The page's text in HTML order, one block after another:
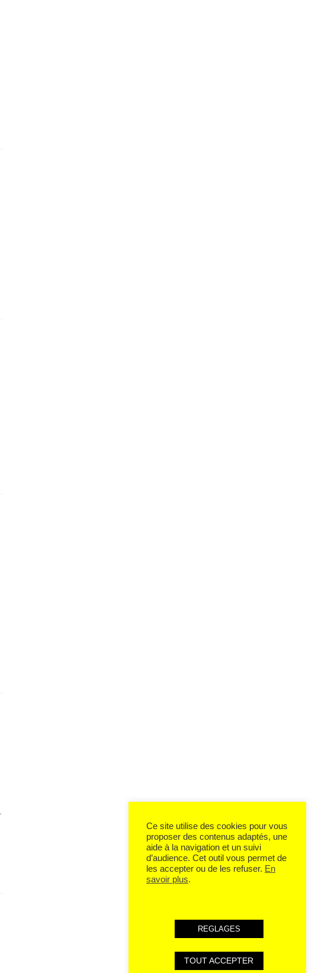
Ce site utilise des cookies pour vous
proposer des contenus adaptés, une
aide à la navigation et un suivi
d’audience. Cet outil vous permet de
les accepter ou de les refuser. En
savoir plus.
REGLAGES
TOUT ACCEPTER